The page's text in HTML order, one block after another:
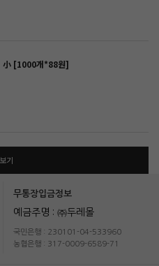
小 [1000개*88원]
기
무통장입금정보
예금주명 : ㈜두레몰
국민은행 : 230101-04-533960
농협은행 : 317-0009-6589-71